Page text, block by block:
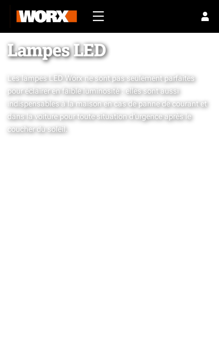
Lampes LED
Les lampes LED Worx ne sont pas seulement parfaites
pour éclairer en faible luminosité : elles sont aussi
indispensables à la maison en cas de panne de courant et
dans la voiture pour toute situation d’urgence après le
coucher du soleil.